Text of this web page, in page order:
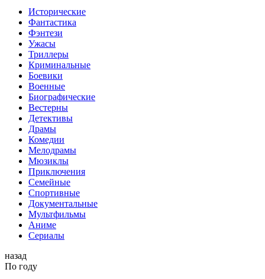
Исторические
Фантастика
Фэнтези
Ужасы
Триллеры
Криминальные
Боевики
Военные
Биографические
Вестерны
Детективы
Драмы
Комедии
Мелодрамы
Мюзиклы
Приключения
Семейные
Спортивные
Документальные
Мультфильмы
Аниме
Сериалы
назад
По году